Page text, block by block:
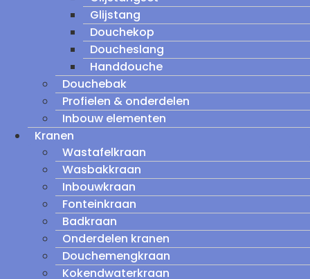
Glijstang
Douchekop
Doucheslang
Handdouche
Douchebak
Profielen & onderdelen
Inbouw elementen
Kranen
Wastafelkraan
Wasbakkraan
Inbouwkraan
Fonteinkraan
Badkraan
Onderdelen kranen
Douchemengkraan
Kokendwaterkraan